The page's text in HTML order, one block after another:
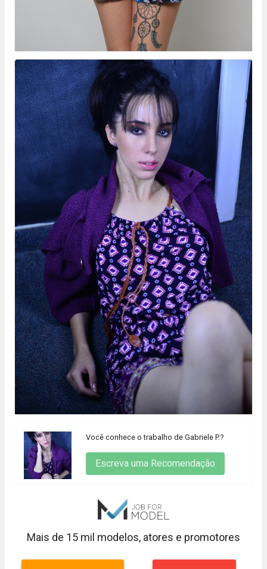
Você conhece o trabalho de Gabriele P.?
Escreva uma Recomendação
Mais de 15 mil modelos, atores e promotores